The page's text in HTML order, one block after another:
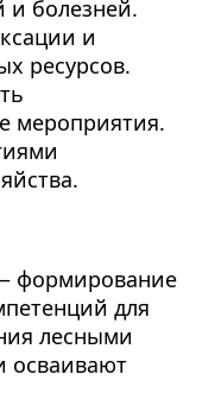
и болезней.
и
ресурсов.
мероприятия.
формирование
для
лесными
осваивают